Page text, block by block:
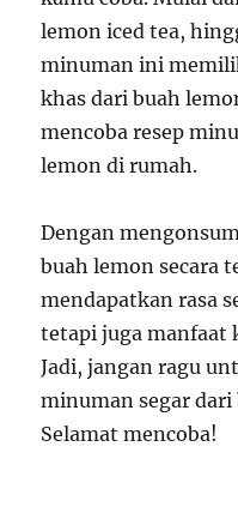
lemon iced tea,
minuman ini
khas dari buah
mencoba resep
lemon di rumah.
Dengan
buah lemon secara
mendapatkan rasa
tetapi juga manfaat
Jadi, jangan ragu
minuman segar
Selamat mencoba!